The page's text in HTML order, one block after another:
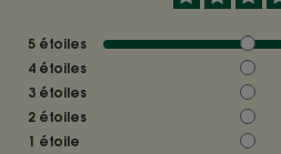
5 étoiles
4 étoiles
3 étoiles
2 étoiles
1 étoile